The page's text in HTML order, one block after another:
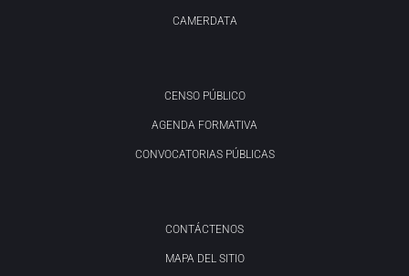
CAMERDATA
CENSO PÚBLICO
AGENDA FORMATIVA
CONVOCATORIAS PÚBLICAS
CONTÁCTENOS
MAPA DEL SITIO